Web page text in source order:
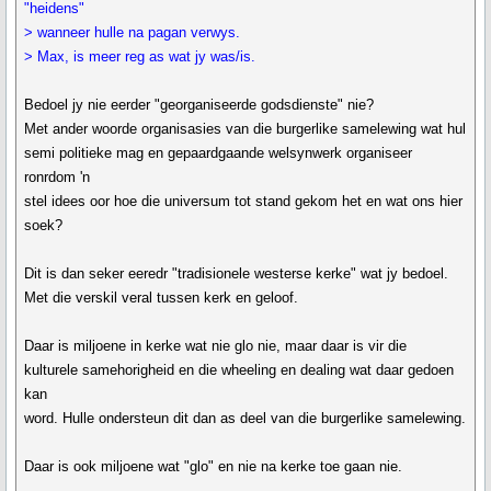
"heidens"
> wanneer hulle na pagan verwys.
> Max, is meer reg as wat jy was/is.
Bedoel jy nie eerder "georganiseerde godsdienste" nie?
Met ander woorde organisasies van die burgerlike samelewing wat hul
semi politieke mag en gepaardgaande welsynwerk organiseer
ronrdom 'n
stel idees oor hoe die universum tot stand gekom het en wat ons hier
soek?
Dit is dan seker eeredr "tradisionele westerse kerke" wat jy bedoel.
Met die verskil veral tussen kerk en geloof.
Daar is miljoene in kerke wat nie glo nie, maar daar is vir die
kulturele samehorigheid en die wheeling en dealing wat daar gedoen
kan
word. Hulle ondersteun dit dan as deel van die burgerlike samelewing.
Daar is ook miljoene wat "glo" en nie na kerke toe gaan nie.